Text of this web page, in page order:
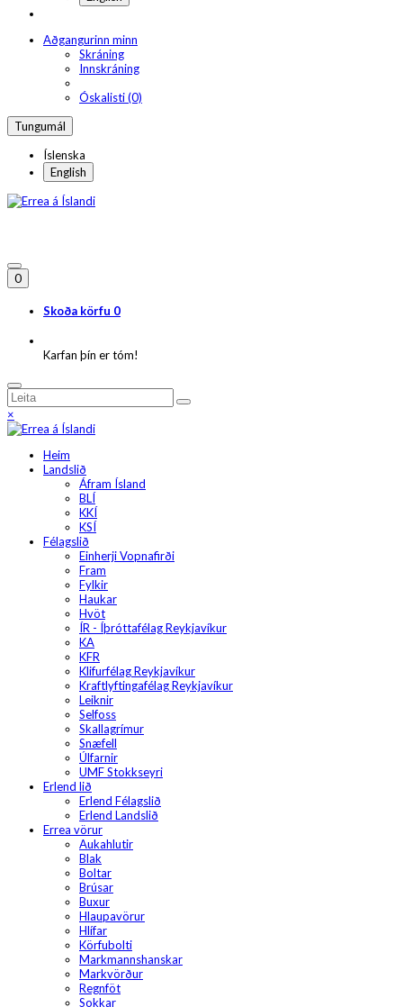
Aðgangurinn minn
Skráning
Innskráning
Óskalisti (0)
Tungumál
Íslenska
English
0
Skoða körfu 0
Karfan þín er tóm!
×
Heim
Landslið
Áfram Ísland
BLÍ
KKÍ
KSÍ
Félagslið
Einherji Vopnafirði
Fram
Fylkir
Haukar
Hvöt
ÍR - Íþróttafélag Reykjavíkur
KA
KFR
Klifurfélag Reykjavíkur
Kraftlyftingafélag Reykjavíkur
Leiknir
Selfoss
Skallagrímur
Snæfell
Úlfarnir
UMF Stokkseyri
Erlend lið
Erlend Félagslið
Erlend Landslið
Errea vörur
Aukahlutir
Blak
Boltar
Brúsar
Buxur
Hlaupavörur
Hlífar
Körfubolti
Markmannshanskar
Markvörður
Regnföt
Sokkar